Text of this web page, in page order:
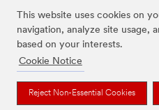
This website uses cookies on
navigation, analyze site usage,
based on your interests.
Cookie Notice
Reject Non-Essential Cookies
当サイト上に掲載されている